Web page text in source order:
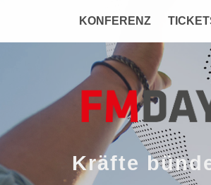
KONFERENZ
Kräfte